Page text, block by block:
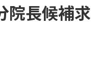
院長候補求